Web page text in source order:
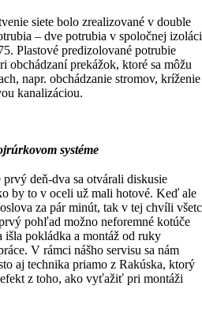
siete bolo zrealizované v double
– dve potrubia v spoločnej
Plastové predizolované potrubie
obchádzaní prekážok, ktoré sa môžu
napr. obchádzanie stromov, kríženie
kanalizáciou.
systéme
deň-dva sa otvárali diskusie
by to v oceli už mali hotové. Keď ale
za pár minút, tak v tej chvíli
pohľad možno neforemné kotúče
išla pokládka a montáž od ruky
V rámci nášho servisu sa nám
aj technika priamo z Rakúska, ktorý
z toho, ako vyťažiť pri montáži